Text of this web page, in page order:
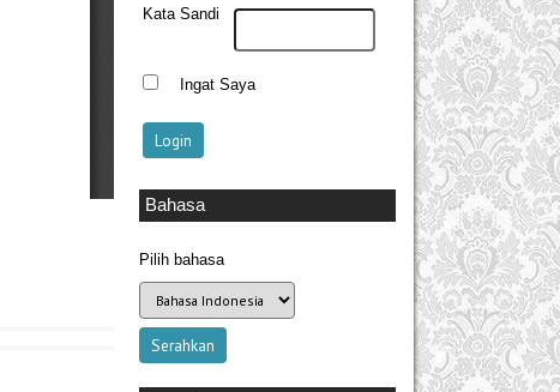
Kata Sandi
Ingat Saya
Bahasa
Pilih bahasa